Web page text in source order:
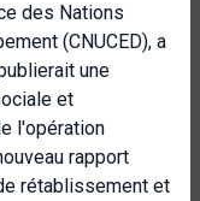
des Nations
(CNUCED), a
une
et
l'opération
rapport
rétablissement et